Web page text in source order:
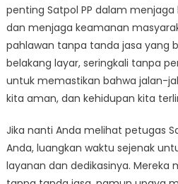
penting Satpol PP dalam
dan menjaga keamanan
pahlawan tanpa tanda jasa yang
belakang layar, seringkali tanpa
untuk memastikan bahwa jalan-
kita aman, dan kehidupan kita
Jika nanti Anda melihat petugas
Anda, luangkan waktu sejenak
layanan dan dedikasinya. Mereka